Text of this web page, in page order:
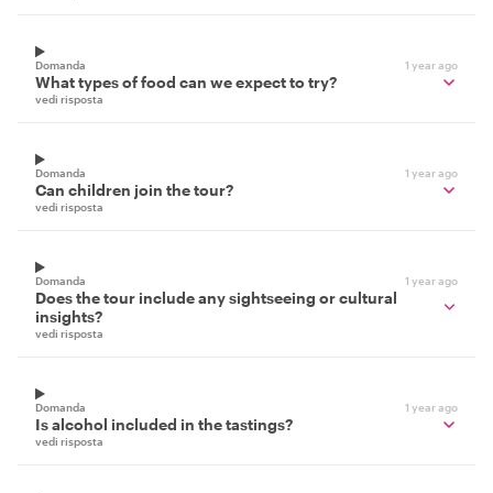
Domanda 1 year ago
What types of food can we expect to try?
vedi risposta
Domanda 1 year ago
Can children join the tour?
vedi risposta
Domanda 1 year ago
Does the tour include any sightseeing or cultural
insights?
vedi risposta
Domanda 1 year ago
Is alcohol included in the tastings?
vedi risposta